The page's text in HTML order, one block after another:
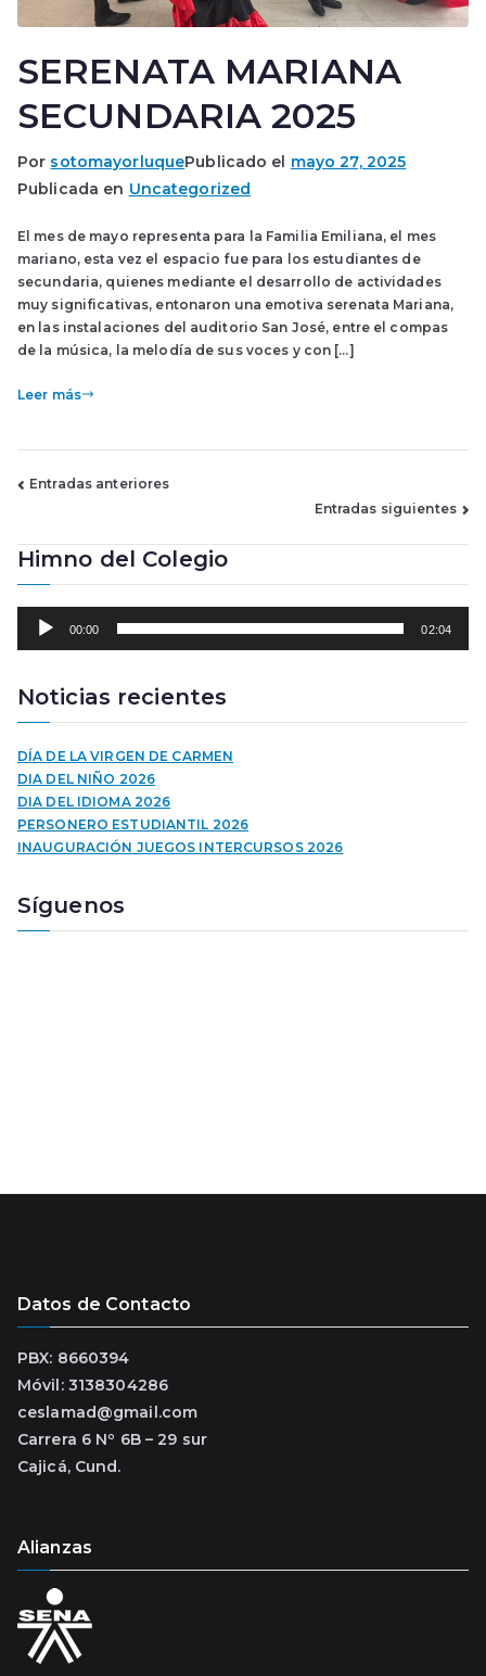
SERENATA MARIANA
SECUNDARIA 2025
Por sotomayorluquePublicado el mayo 27, 2025
Publicada en Uncategorized
El mes de mayo representa para la Familia Emiliana, el mes
mariano, esta vez el espacio fue para los estudiantes de
secundaria, quienes mediante el desarrollo de actividades
muy significativas, entonaron una emotiva serenata Mariana,
en las instalaciones del auditorio San José, entre el compas
de la música, la melodía de sus voces y con […]
Leer más
Navegación
de
entradas
Entradas anteriores
Entradas siguientes
Himno del Colegio
o
u
c
t
o
r
a
u
00:00 02:04
Noticias recientes
DÍA DE LA VIRGEN DE CARMEN
DIA DEL NIÑO 2026
DIA DEL IDIOMA 2026
PERSONERO ESTUDIANTIL 2026
INAUGURACIÓN JUEGOS INTERCURSOS 2026
Síguenos
Datos de Contacto
PBX: 8660394
Móvil: 3138304286
ceslamad@gmail.com
Carrera 6 Nº 6B – 29 sur
Cajicá, Cund.
Alianzas